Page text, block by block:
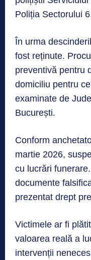
Poliția Sectorului
În urma
fost reținute.
preventivă pentru
domiciliu pentru
examinate de
București.
Conform
martie 2026,
cu lucrări
documente
prezentat drept
Victimele ar fi
valoarea reală a
intervenții